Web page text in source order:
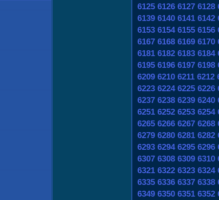
6125 6126 6127 6128
6139 6140 6141 6142
6153 6154 6155 6156
6167 6168 6169 6170
6181 6182 6183 6184
6195 6196 6197 6198
6209 6210 6211 6212
6223 6224 6225 6226
6237 6238 6239 6240
6251 6252 6253 6254
6265 6266 6267 6268
6279 6280 6281 6282
6293 6294 6295 6296
6307 6308 6309 6310
6321 6322 6323 6324
6335 6336 6337 6338
6349 6350 6351 6352